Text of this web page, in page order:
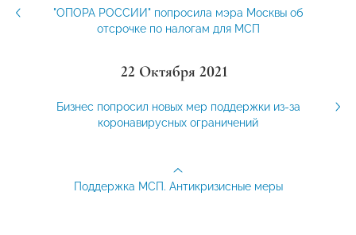
"ОПОРА РОССИИ" попросила мэра Москвы об
отсрочке по налогам для МСП
22 Октября 2021
Бизнес попросил новых мер поддержки из-за
коронавирусных ограничений
Поддержка МСП. Антикризисные меры